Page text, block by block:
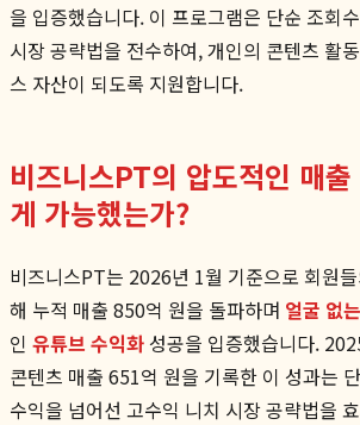
을 입증했습니다. 이 프로그램은 단순 조회
시장 공략법을 전수하여, 개인의 콘텐츠 활
스 자산이 되도록 지원합니다.
비즈니스PT의 압도적인 매
게 가능했는가?
비즈니스PT는 2026년 1월 기준으로 회원
해 누적 매출 850억 원을 돌파하며 얼굴 없
인 유튜브 수익화성공을 입증했습니다.
콘텐츠 매출 651억 원을 기록한 이 성과는
수익을 넘어선 고수익 니치 시장 공략법을